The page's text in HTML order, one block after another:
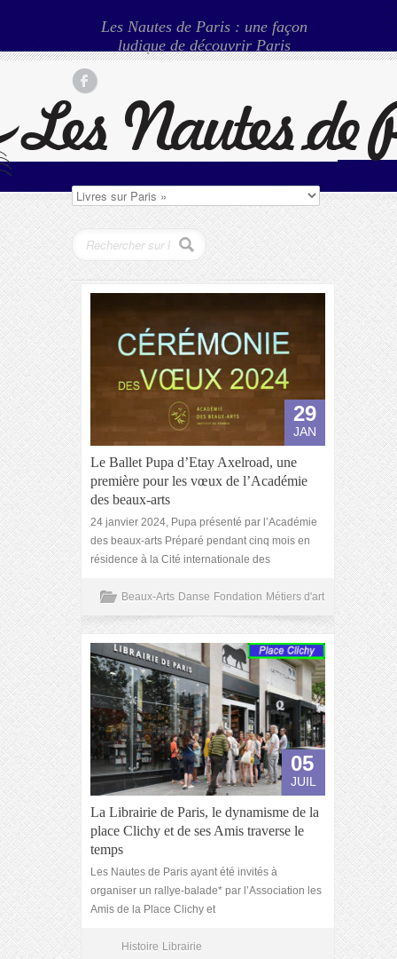
Les Nautes de Paris : une façon
ludique de découvrir Paris
29
JAN
Le Ballet Pupa d’Etay Axelroad, une
première pour les vœux de l’Académie
des beaux-arts
24 janvier 2024, Pupa présenté par l’Académie
des beaux-arts Préparé pendant cinq mois en
résidence à la Cité internationale des
Beaux-Arts Danse Fondation Métiers d'art
05
JUIL
La Librairie de Paris, le dynamisme de la
place Clichy et de ses Amis traverse le
temps
Les Nautes de Paris ayant été invités à
organiser un rallye-balade* par l’Association les
Amis de la Place Clichy et
Histoire Librairie